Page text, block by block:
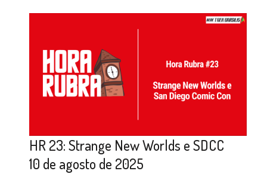
HR 23: Strange New Worlds e SDCC
10 de agosto de 2025